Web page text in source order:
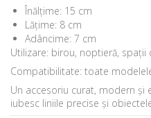
Înălțime: 15 cm
Lățime: 8 cm
Adâncime: 7 cm
Utilizare: birou, noptieră, spații
Compatibilitate: toate
Un accesoriu curat, modern
iubesc liniile precise și